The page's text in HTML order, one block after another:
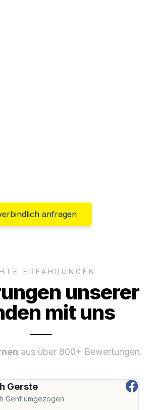
anfragen
ERFAHRUNGEN
unserer
mit uns
aus über 800+ Bewertungen.
Gerste
Genf umgezogen